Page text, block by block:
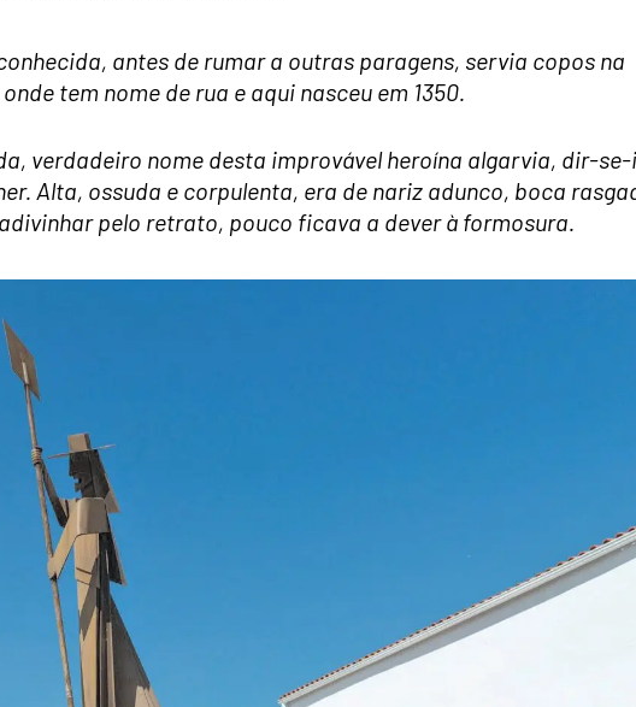
antes de rumar a outras paragens, servia copos na
tem nome de rua e aqui nasceu em 1350.
verdadeiro nome desta improvável heroína algarvia, dir-
Alta, ossuda e corpulenta, era de nariz adunco, boca
pelo retrato, pouco ficava a dever à formosura.